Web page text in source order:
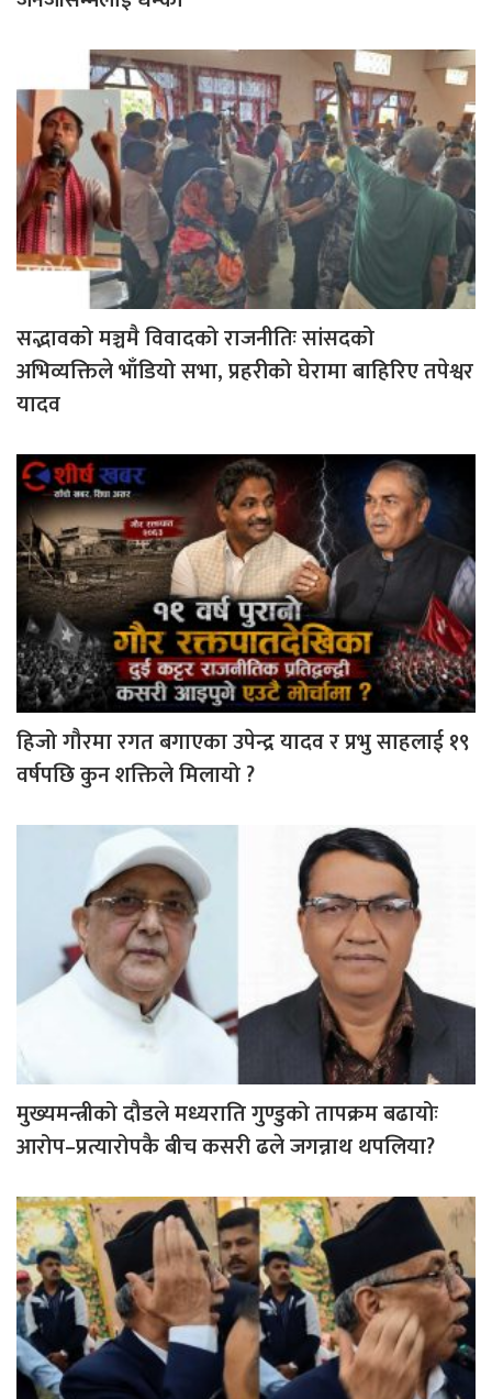
सद्भावको मञ्चमै विवादको राजनीतिः सांसदको
अभिव्यक्तिले भाँडियो सभा, प्रहरीको घेरामा बाहिरिए तपेश्वर
यादव
हिजो गौरमा रगत बगाएका उपेन्द्र यादव र प्रभु साहलाई १९
वर्षपछि कुन शक्तिले मिलायो ?
मुख्यमन्त्रीको दौडले मध्यराति गुण्डुको तापक्रम बढायोः
आरोप–प्रत्यारोपकै बीच कसरी ढले जगन्नाथ थपलिया?